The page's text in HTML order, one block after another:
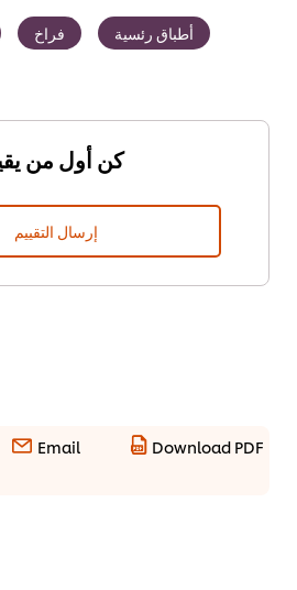
أطباق رئسية فراخ
كن أول من
إرسال التقييم
Download PDF
Email